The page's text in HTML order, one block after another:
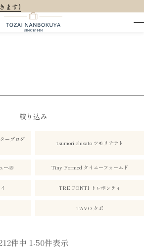
絞り込み
ープロダ
tsumori chisato ツモリチサト
ー49 Tiny Formed タイニーフォームド
TRE PONTI トレポンティ
TAVO タボ
件中 1-50件表示